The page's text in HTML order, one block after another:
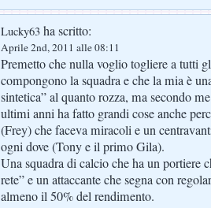
Lucky63 ha scritto:
Aprile 2nd, 2011 alle 08:11
Premetto che nulla voglio togliere a tutti
compongono la squadra e che la mia è
sintetica” al quanto rozza, ma secondo
ultimi anni ha fatto grandi cose anche
(Frey) che faceva miracoli e un
ogni dove (Tony e il primo Gila).
Una squadra di calcio che ha un portiere
rete” e un attaccante che segna con
almeno il 50% del rendimento.